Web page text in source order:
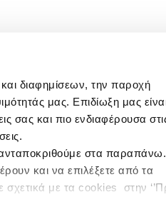
διαφημίσεων, την παροχή
μας. Επιδίωξη μας
σας και πιο ενδιαφέρουσα
ανταποκριθούμε στα παραπάνω.
και να επιλέξετε από τα
σχετικά με τα cookies στην